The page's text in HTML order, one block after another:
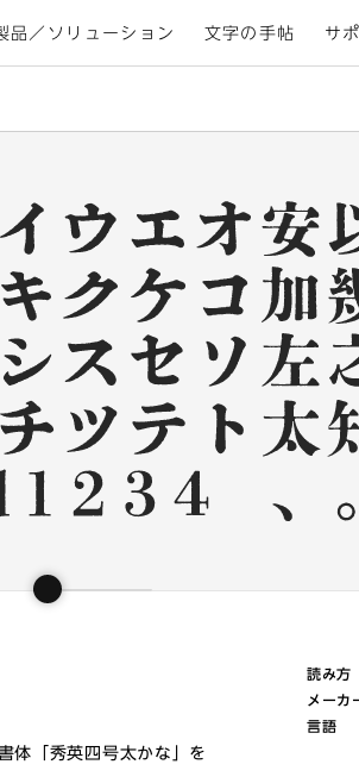
品／ソリューション 文字の手帖 サ
体「秀英四号太かな」を
読み方
メーカ
言語